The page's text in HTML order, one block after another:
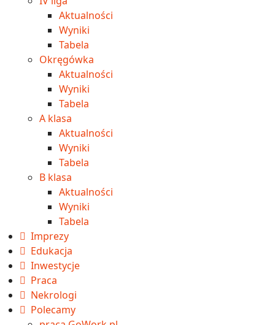
Aktualności
Wyniki
Tabela
Okręgówka
Aktualności
Wyniki
Tabela
A klasa
Aktualności
Wyniki
Tabela
B klasa
Aktualności
Wyniki
Tabela
Imprezy
Edukacja
Inwestycje
Praca
Nekrologi
Polecamy